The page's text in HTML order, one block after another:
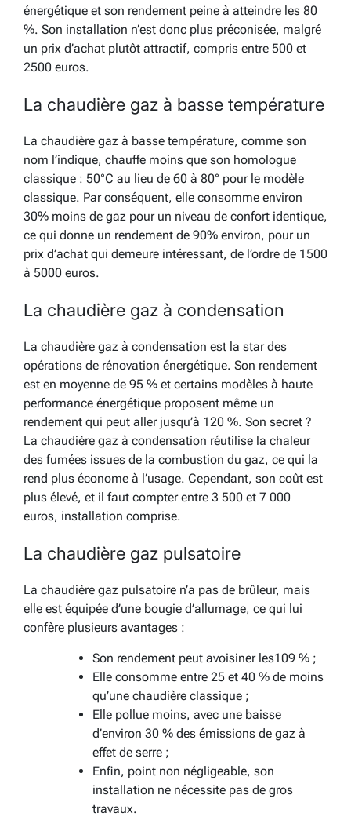
énergétique et son rendement peine à atteindre les 80
%. Son installation n’est donc plus préconisée, malgré
un prix d’achat plutôt attractif, compris entre 500 et
2500 euros.
La chaudière gaz à basse température
La chaudière gaz à basse température, comme son
nom l’indique, chauffe moins que son homologue
classique : 50°C au lieu de 60 à 80° pour le modèle
classique. Par conséquent, elle consomme environ
30% moins de gaz pour un niveau de confort identique,
ce qui donne un rendement de 90% environ, pour un
prix d’achat qui demeure intéressant, de l’ordre de 1500
à 5000 euros.
La chaudière gaz à condensation
La chaudière gaz à condensation est la star des
opérations de rénovation énergétique. Son rendement
est en moyenne de 95 % et certains modèles à haute
performance énergétique proposent même un
rendement qui peut aller jusqu’à 120 %. Son secret ?
La chaudière gaz à condensation réutilise la chaleur
des fumées issues de la combustion du gaz, ce qui la
rend plus économe à l’usage. Cependant, son coût est
plus élevé, et il faut compter entre 3 500 et 7 000
euros, installation comprise.
La chaudière gaz pulsatoire
La chaudière gaz pulsatoire n’a pas de brûleur, mais
elle est équipée d’une bougie d’allumage, ce qui lui
confère plusieurs avantages :
Son rendement peut avoisiner les109 % ;
Elle consomme entre 25 et 40 % de moins
qu’une chaudière classique ;
Elle pollue moins, avec une baisse
d’environ 30 % des émissions de gaz à
effet de serre ;
Enfin, point non négligeable, son
installation ne nécessite pas de gros
travaux.